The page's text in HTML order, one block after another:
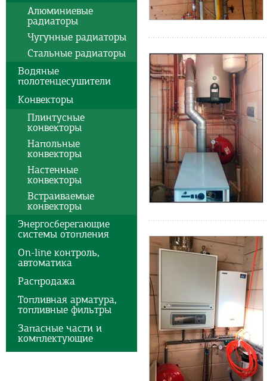
Алюминиевые
радиаторы
Чугунные радиаторы
Стальные радиаторы
Водяные
полотенцесушители
Конвекторы
Плинтусные
конвекторы
Напольные
конвекторы
Настенные
конвекторы
Встраиваемые
конвекторы
Энергосберегающие
системы отопления
On-line контроль,
автоматика
Распродажа
Топливная арматура,
топливные фильтры
Запасные части и
комплектующие